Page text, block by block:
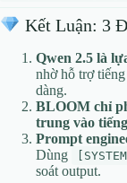
Kết Luận: 3
Qwen 2.5 là
nhờ hỗ trợ
dàng.
BLOOM chỉ
trung vào
Prompt
Dùng
[SYSTEM]
soát output.